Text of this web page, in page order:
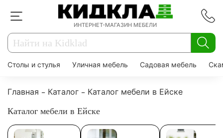
ИНТЕРНЕТ-МАГАЗИН МЕБЕЛИ
Столы и стулья Уличная мебель Садовая мебель
Главная Каталог
Каталог мебели в Ейске
Каталог мебели в Ейске